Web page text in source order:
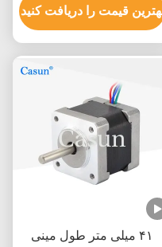
قیمت را دریافت کنید
۴۱ میلی متر طول مینی